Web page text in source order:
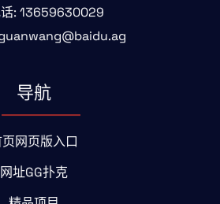
: 13659630029
导航
网页版入口
网址GG扑克